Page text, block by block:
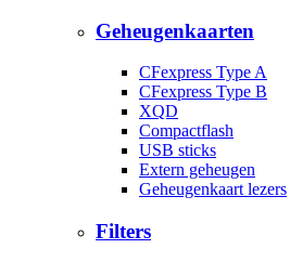
Geheugenkaarten
CFexpress Type A
CFexpress Type B
XQD
Compactflash
USB sticks
Extern geheugen
Geheugenkaart lezers
Filters